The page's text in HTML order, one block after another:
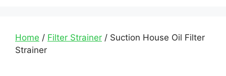
Home / Filter Strainer / Suction House Oil Filter
Strainer